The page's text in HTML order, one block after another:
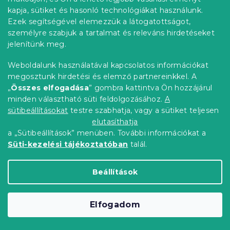
kapja, sütiket és hasonló technológiákat használunk.
Ezek segítségével elemezzük a látogatottságot,
személyre szabjuk a tartalmat és releváns hirdetéseket
jelenítünk meg.
Weboldalunk használatával kapcsolatos információkat
megosztunk hirdetési és elemző partnereinkkel. A
„Összes elfogadása” gombra kattintva Ön hozzájárul
minden választható süti feldolgozásához. A
sütibeállításokat testre szabhatja, vagy a sütiket teljesen
elutasíthatja
a „Sütibeállítások” menüben. További információkat a
Süti-kezelési tájékoztatóban talál.
Beállítások
Elfogadom
6 958 Ft Bővebben
Kedvezménykupon
-10% "BTS10"
DENYX fehér krepp ágyneműhuzat
6 799 Ft-tól